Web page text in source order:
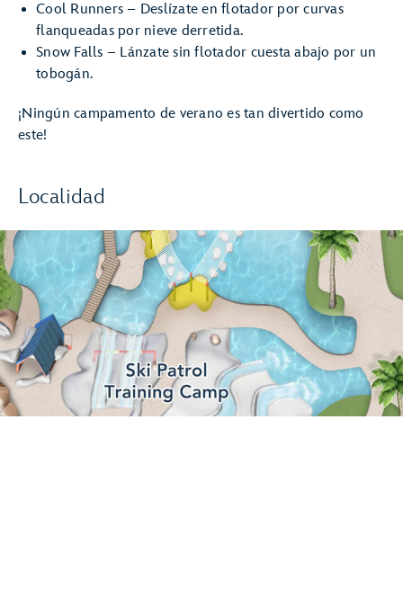
Cool Runners – Deslízate en flotador por curvas
flanqueadas por nieve derretida.
Snow Falls – Lánzate sin flotador cuesta abajo por un
tobogán.
¡Ningún campamento de verano es tan divertido como
este!
Localidad